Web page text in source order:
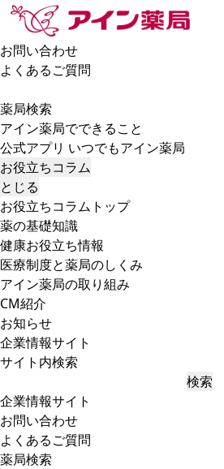
お問い合わせ
よくあるご質問
薬局検索
アイン薬局でできること
公式アプリ いつでもアイン薬局
お役立ちコラム
とじる
お役立ちコラムトップ
薬の基礎知識
健康お役立ち情報
医療制度と薬局のしくみ
アイン薬局の取り組み
CM紹介
お知らせ
企業情報サイト
サイト内検索
検索
企業情報サイト
お問い合わせ
よくあるご質問
薬局検索